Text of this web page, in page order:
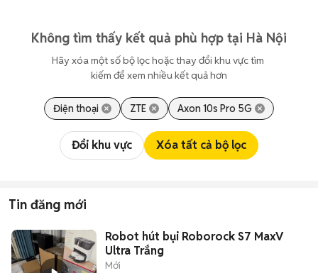
Không tìm thấy kết quả phù hợp tại Hà Nội
Hãy xóa một số bộ lọc hoặc thay đổi khu vực tìm
kiếm để xem nhiều kết quả hơn
Điện thoại ZTE Axon 10s Pro 5G
Đổi khu vực Xóa tất cả bộ lọc
Tin đăng mới
Robot hút bụi Roborock S7 MaxV
Ultra Trắng
Mới